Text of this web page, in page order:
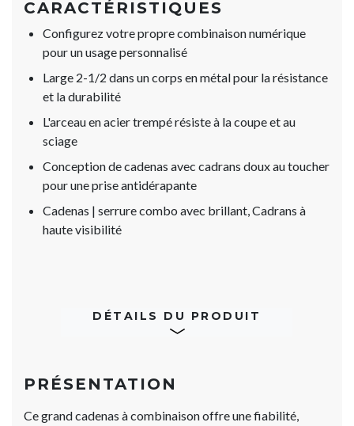
CARACTÉRISTIQUES
Configurez votre propre combinaison numérique
pour un usage personnalisé
Large 2-1/2 dans un corps en métal pour la résistance
et la durabilité
L'arceau en acier trempé résiste à la coupe et au
sciage
Conception de cadenas avec cadrans doux au toucher
pour une prise antidérapante
Cadenas | serrure combo avec brillant, Cadrans à
haute visibilité
DÉTAILS DU PRODUIT
PRÉSENTATION
Ce grand cadenas à combinaison offre une fiabilité,